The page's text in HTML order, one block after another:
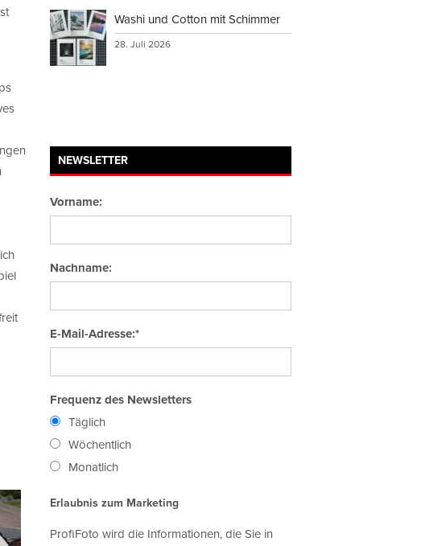
Washi und Cotton mit Schimmer
28. Juli 2026
NEWSLETTER
Vorname:
Nachname:
E-Mail-Adresse:*
Frequenz des Newsletters
Täglich
Wöchentlich
Monatlich
Erlaubnis zum Marketing
ProfiFoto wird die Informationen, die Sie in